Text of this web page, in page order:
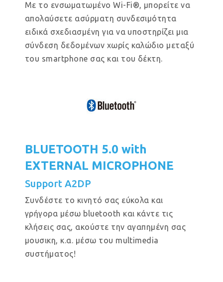
Με το ενσωματωμένο Wi-Fi®, μπορείτε να
απολαύσετε ασύρματη συνδεσιμότητα
ειδικά σχεδιασμένη για να υποστηρίζει μια
σύνδεση δεδομένων χωρίς καλώδιο μεταξύ
του smartphone σας και του δέκτη.
BLUETOOTH 5.0 with
EXTERNAL MICROPHONE
Support A2DP
Συνδέστε το κινητό σας εύκολα και
γρήγορα μέσω bluetooth και κάντε τις
κλήσεις σας, ακούστε την αγαπημένη σας
μουσικη, κ.α. μέσω του multimedia
συστήματος!